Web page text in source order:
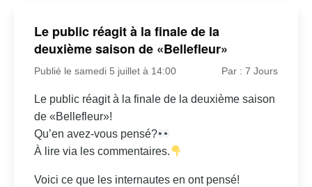
Le public réagit à la finale de la
deuxième saison de «Bellefleur»
Publié le samedi 5 juillet à 14:00 Par : 7 Jours
Le public réagit à la finale de la deuxième saison
de «Bellefleur»!
Qu’en avez-vous pensé?
À lire via les commentaires.
Voici ce que les internautes en ont pensé!